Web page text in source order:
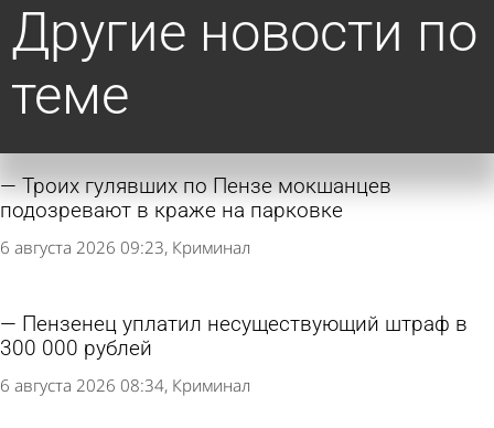
Другие новости по
теме
Троих гулявших по Пензе мокшанцев
подозревают в краже на парковке
6 августа 2026 09:23 Криминал
Пензенец уплатил несуществующий штраф в
300 000 рублей
6 августа 2026 08:34 Криминал